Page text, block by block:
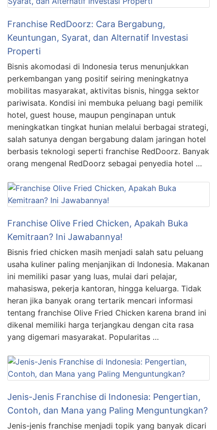
Franchise RedDoorz: Cara Bergabung,
Keuntungan, Syarat, dan Alternatif Investasi
Properti
Bisnis akomodasi di Indonesia terus menunjukkan
perkembangan yang positif seiring meningkatnya
mobilitas masyarakat, aktivitas bisnis, hingga sektor
pariwisata. Kondisi ini membuka peluang bagi pemilik
hotel, guest house, maupun penginapan untuk
meningkatkan tingkat hunian melalui berbagai strategi,
salah satunya dengan bergabung dalam jaringan hotel
berbasis teknologi seperti franchise RedDoorz. Banyak
orang mengenal RedDoorz sebagai penyedia hotel …
Franchise Olive Fried Chicken, Apakah Buka
Kemitraan? Ini Jawabannya!
Bisnis fried chicken masih menjadi salah satu peluang
usaha kuliner paling menjanjikan di Indonesia. Makanan
ini memiliki pasar yang luas, mulai dari pelajar,
mahasiswa, pekerja kantoran, hingga keluarga. Tidak
heran jika banyak orang tertarik mencari informasi
tentang franchise Olive Fried Chicken karena brand ini
dikenal memiliki harga terjangkau dengan cita rasa
yang digemari masyarakat. Popularitas …
Jenis-Jenis Franchise di Indonesia: Pengertian,
Contoh, dan Mana yang Paling Menguntungkan?
Jenis-jenis franchise menjadi topik yang banyak dicari